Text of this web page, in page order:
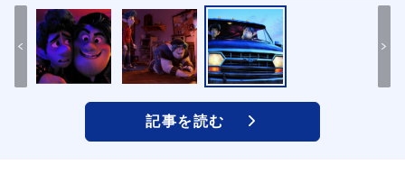
記事を読む